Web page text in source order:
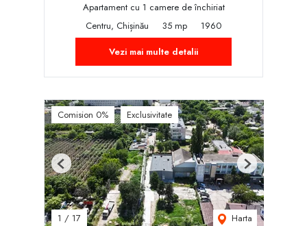
Apartament cu 1 camere de închiriat
Centru, Chișinău
35 mp
1960
Vezi mai multe detalii
Comision 0% Exclusivitate
1 / 17 Harta
Previous Next